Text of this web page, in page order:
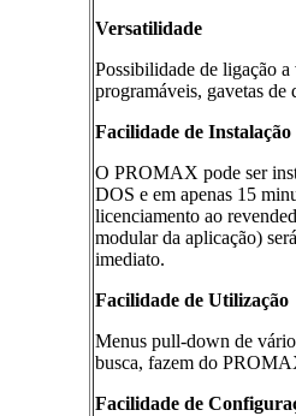
Versatilidade
Possibilidade de ligação
programáveis, gavetas
Facilidade de Instalação
O PROMAX pode ser
DOS e em apenas 15
licenciamento ao
modular da aplicação)
imediato.
Facilidade de Utilização
Menus pull-down de
busca, fazem do
Facilidade de